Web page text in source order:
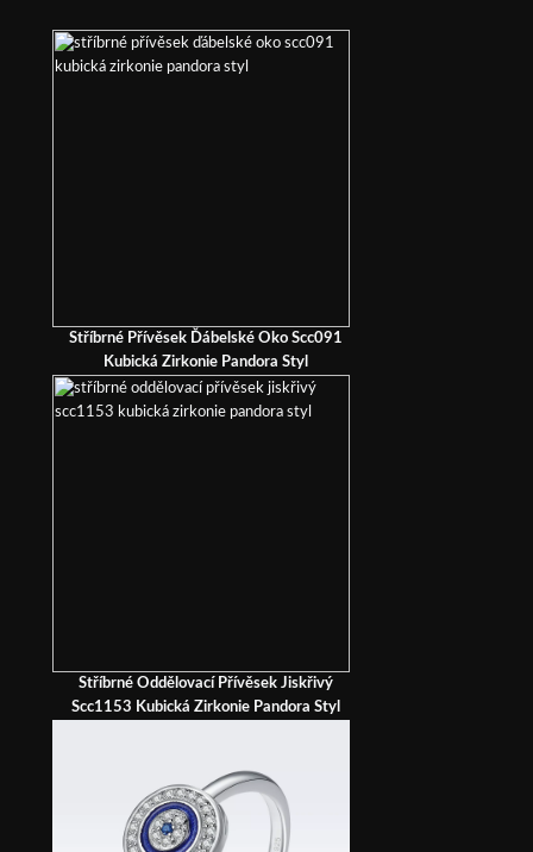
Stříbrné Přívěsek Ďábelské Oko Scc091
Kubická Zirkonie Pandora Styl
Stříbrné Oddělovací Přívěsek Jiskřivý
Scc1153 Kubická Zirkonie Pandora Styl